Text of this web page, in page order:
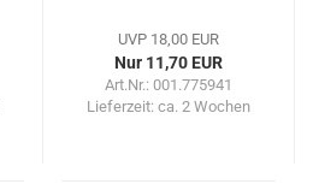
UVP 18,00 EUR
Nur 11,70 EUR
Art.Nr.: 001.775941
Lieferzeit: ca. 2 Wochen